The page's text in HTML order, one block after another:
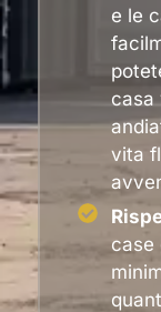
e le
casa
vita
case